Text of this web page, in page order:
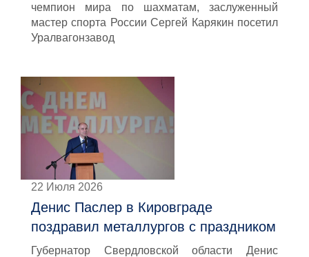
чемпион мира по шахматам, заслуженный
мастер спорта России Сергей Карякин посетил
Уралвагонзавод
22 Июля 2026
Денис Паслер в Кировграде
поздравил металлургов с праздником
Губернатор Свердловской области Денис